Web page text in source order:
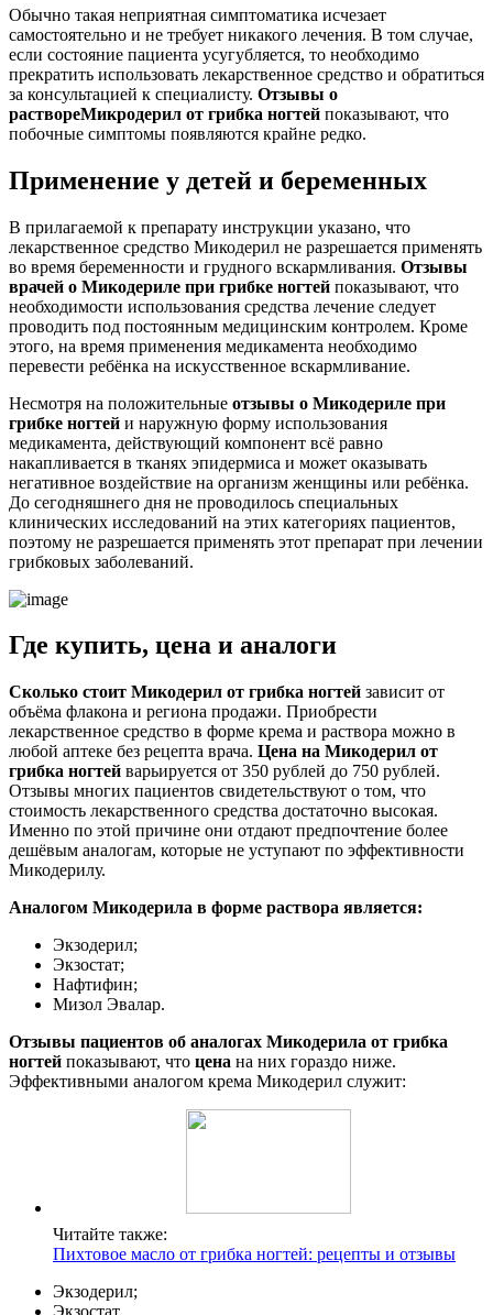
Обычно такая неприятная симптоматика исчезает
самостоятельно и не требует никакого лечения. В том случае,
если состояние пациента усугубляется, то необходимо
прекратить использовать лекарственное средство и обратиться
за консультацией к специалисту. Отзывы о
раствореМикродерил от грибка ногтей показывают, что
побочные симптомы появляются крайне редко.
Применение у детей и беременных
В прилагаемой к препарату инструкции указано, что
лекарственное средство Микодерил не разрешается применять
во время беременности и грудного вскармливания. Отзывы
врачей о Микодериле при грибке ногтей показывают, что
необходимости использования средства лечение следует
проводить под постоянным медицинским контролем. Кроме
этого, на время применения медикамента необходимо
перевести ребёнка на искусственное вскармливание.
Несмотря на положительные отзывы о Микодериле при
грибке ногтей и наружную форму использования
медикамента, действующий компонент всё равно
накапливается в тканях эпидермиса и может оказывать
негативное воздействие на организм женщины или ребёнка.
До сегодняшнего дня не проводилось специальных
клинических исследований на этих категориях пациентов,
поэтому не разрешается применять этот препарат при лечении
грибковых заболеваний.
Где купить, цена и аналоги
Сколько стоит Микодерил от грибка ногтей зависит от
объёма флакона и региона продажи. Приобрести
лекарственное средство в форме крема и раствора можно в
любой аптеке без рецепта врача. Цена на Микодерил от
грибка ногтей варьируется от 350 рублей до 750 рублей.
Отзывы многих пациентов свидетельствуют о том, что
стоимость лекарственного средства достаточно высокая.
Именно по этой причине они отдают предпочтение более
дешёвым аналогам, которые не уступают по эффективности
Микодерилу.
Аналогом Микодерила в форме раствора является:
Экзодерил;
Экзостат;
Нафтифин;
Мизол Эвалар.
Отзывы пациентов об аналогах Микодерила от грибка
ногтей показывают, что цена на них гораздо ниже.
Эффективными аналогом крема Микодерил служит:
Читайте также:
Пихтовое масло от грибка ногтей: рецепты и отзывы
Экзодерил;